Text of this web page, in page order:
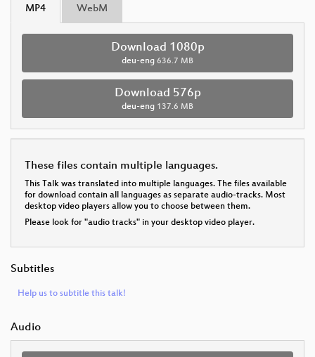
MP4 WebM
Download 1080p
deu-eng 636.7 MB
Download 576p
deu-eng 137.6 MB
These files contain multiple languages.
This Talk was translated into multiple languages. The files available
for download contain all languages as separate audio-tracks. Most
desktop video players allow you to choose between them.
Please look for "audio tracks" in your desktop video player.
Subtitles
Help us to subtitle this talk!
Audio